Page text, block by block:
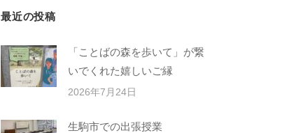
最近の投稿
「ことばの森を歩いて」が繋
いでくれた嬉しいご縁
2026年7月24日
生駒市での出張授業